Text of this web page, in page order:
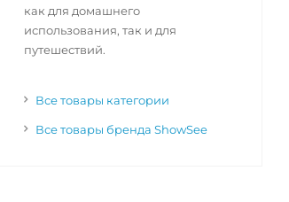
как для домашнего
использования, так и для
путешествий.
Все товары категории
Все товары бренда ShowSee